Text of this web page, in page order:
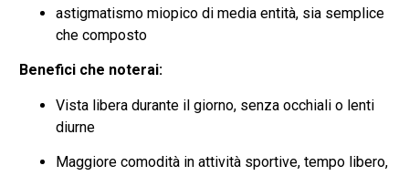
astigmatismo miopico di media entità, sia semplice
che composto
Benefici che noterai:
Vista libera durante il giorno, senza occhiali o lenti
diurne
Maggiore comodità in attività sportive, tempo libero,